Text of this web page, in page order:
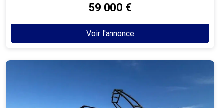
59 000 €
Voir l'annonce